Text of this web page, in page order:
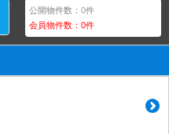
公開物件数：0件
会員物件数：0件